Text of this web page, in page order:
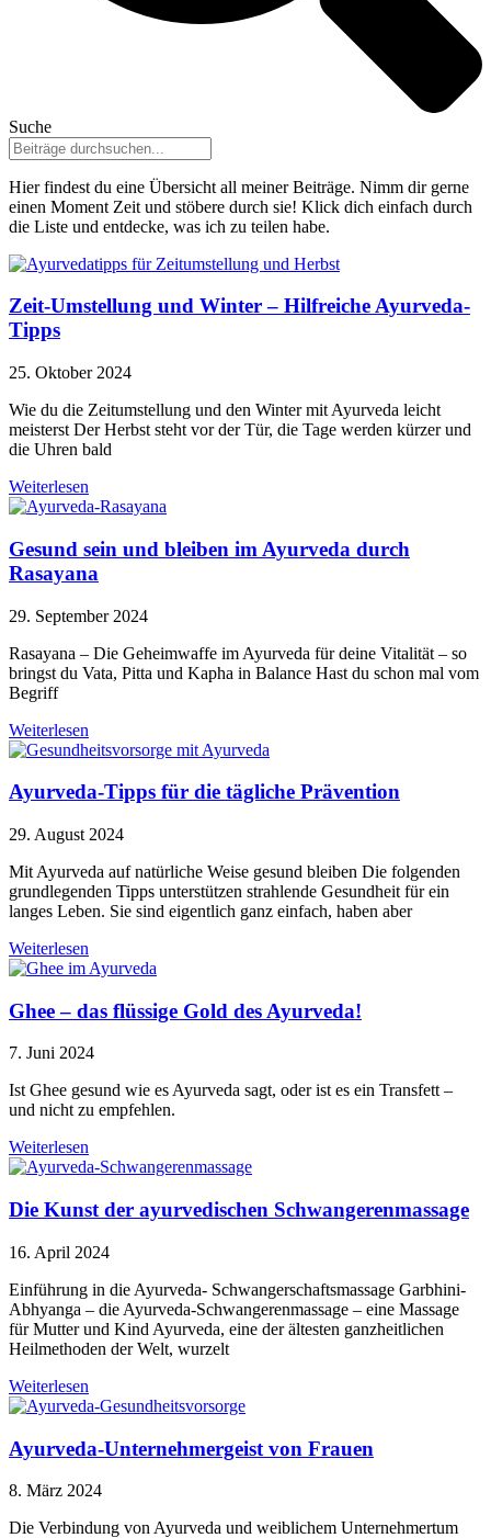
Suche
Hier findest du eine Übersicht all meiner Beiträge. Nimm dir gerne
einen Moment Zeit und stöbere durch sie! Klick dich einfach durch
die Liste und entdecke, was ich zu teilen habe.
Zeit-Umstellung und Winter – Hilfreiche Ayurveda-
Tipps
25. Oktober 2024
Wie du die Zeitumstellung und den Winter mit Ayurveda leicht
meisterst Der Herbst steht vor der Tür, die Tage werden kürzer und
die Uhren bald
Weiterlesen
Gesund sein und bleiben im Ayurveda durch
Rasayana
29. September 2024
Rasayana – Die Geheimwaffe im Ayurveda für deine Vitalität – so
bringst du Vata, Pitta und Kapha in Balance Hast du schon mal vom
Begriff
Weiterlesen
Ayurveda-Tipps für die tägliche Prävention
29. August 2024
Mit Ayurveda auf natürliche Weise gesund bleiben Die folgenden
grundlegenden Tipps unterstützen strahlende Gesundheit für ein
langes Leben. Sie sind eigentlich ganz einfach, haben aber
Weiterlesen
Ghee – das flüssige Gold des Ayurveda!
7. Juni 2024
Ist Ghee gesund wie es Ayurveda sagt, oder ist es ein Transfett –
und nicht zu empfehlen.
Weiterlesen
Die Kunst der ayurvedischen Schwangerenmassage
16. April 2024
Einführung in die Ayurveda- Schwangerschaftsmassage Garbhini-
Abhyanga – die Ayurveda-Schwangerenmassage – eine Massage
für Mutter und Kind Ayurveda, eine der ältesten ganzheitlichen
Heilmethoden der Welt, wurzelt
Weiterlesen
Ayurveda-Unternehmergeist von Frauen
8. März 2024
Die Verbindung von Ayurveda und weiblichem Unternehmertum